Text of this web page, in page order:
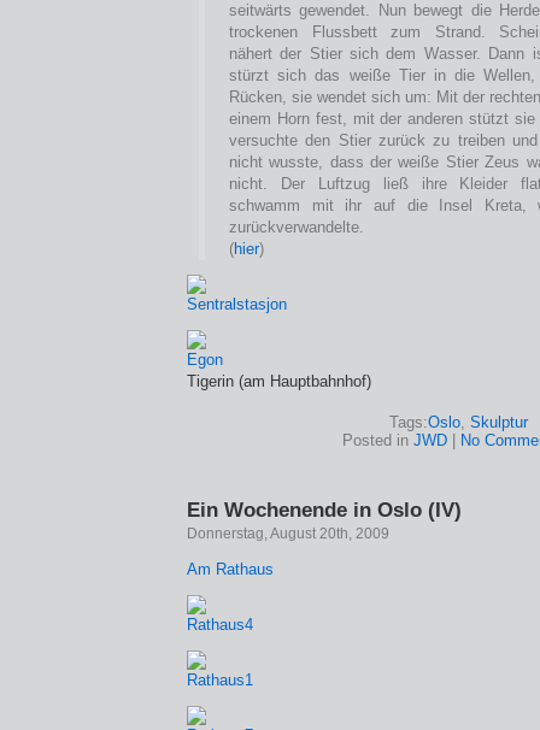
seitwärts gewendet. Nun bewegt die
trockenen Flussbett zum Strand.
nähert der Stier sich dem Wasser. Dann
stürzt sich das weiße Tier in die
Rücken, sie wendet sich um: Mit der
einem Horn fest, mit der anderen stützt
versuchte den Stier zurück zu treiben
nicht wusste, dass der weiße Stier Zeus
nicht. Der Luftzug ließ ihre Kleider
schwamm mit ihr auf die Insel
zurückverwandelte.
(hier)
Tigerin (am Hauptbahnhof)
Tags:Oslo, Skulptur
Posted in JWD No
Ein Wochenende in Oslo (IV)
Donnerstag, August 20th, 2009
Am Rathaus